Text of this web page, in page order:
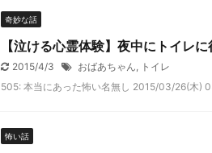
奇妙な話
【泣ける心霊体験】夜中にトイレ
2015/4/3 おばあちゃん
トイレ
505: 本当にあった怖い名無し 2015/03/26(木)
怖い話